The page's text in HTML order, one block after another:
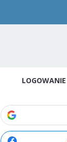
LOGOWANIE